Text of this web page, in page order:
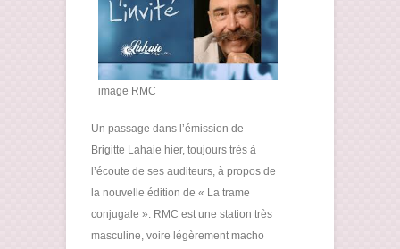
image RMC
Un passage dans l’émission de
Brigitte Lahaie hier, toujours très à
l’écoute de ses auditeurs, à propos de
la nouvelle édition de « La trame
conjugale ». RMC est une station très
masculine, voire légèrement macho